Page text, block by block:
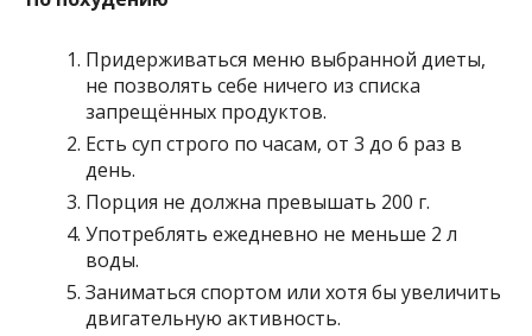
Придерживаться меню выбранной диеты,
не позволять себе ничего из списка
запрещённых продуктов.
Есть суп строго по часам, от 3 до 6 раз в
день.
Порция не должна превышать 200 г.
Употреблять ежедневно не меньше 2 л
воды.
Заниматься спортом или хотя бы увеличить
двигательную активность.